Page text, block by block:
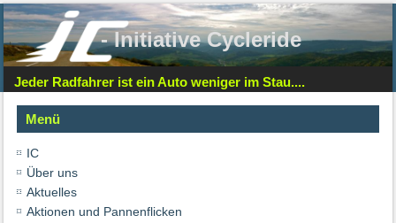
- Initiative Cycleride
Jeder Radfahrer ist ein Auto weniger im Stau....
Menü
IC
Über uns
Aktuelles
Aktionen und Pannenflicken